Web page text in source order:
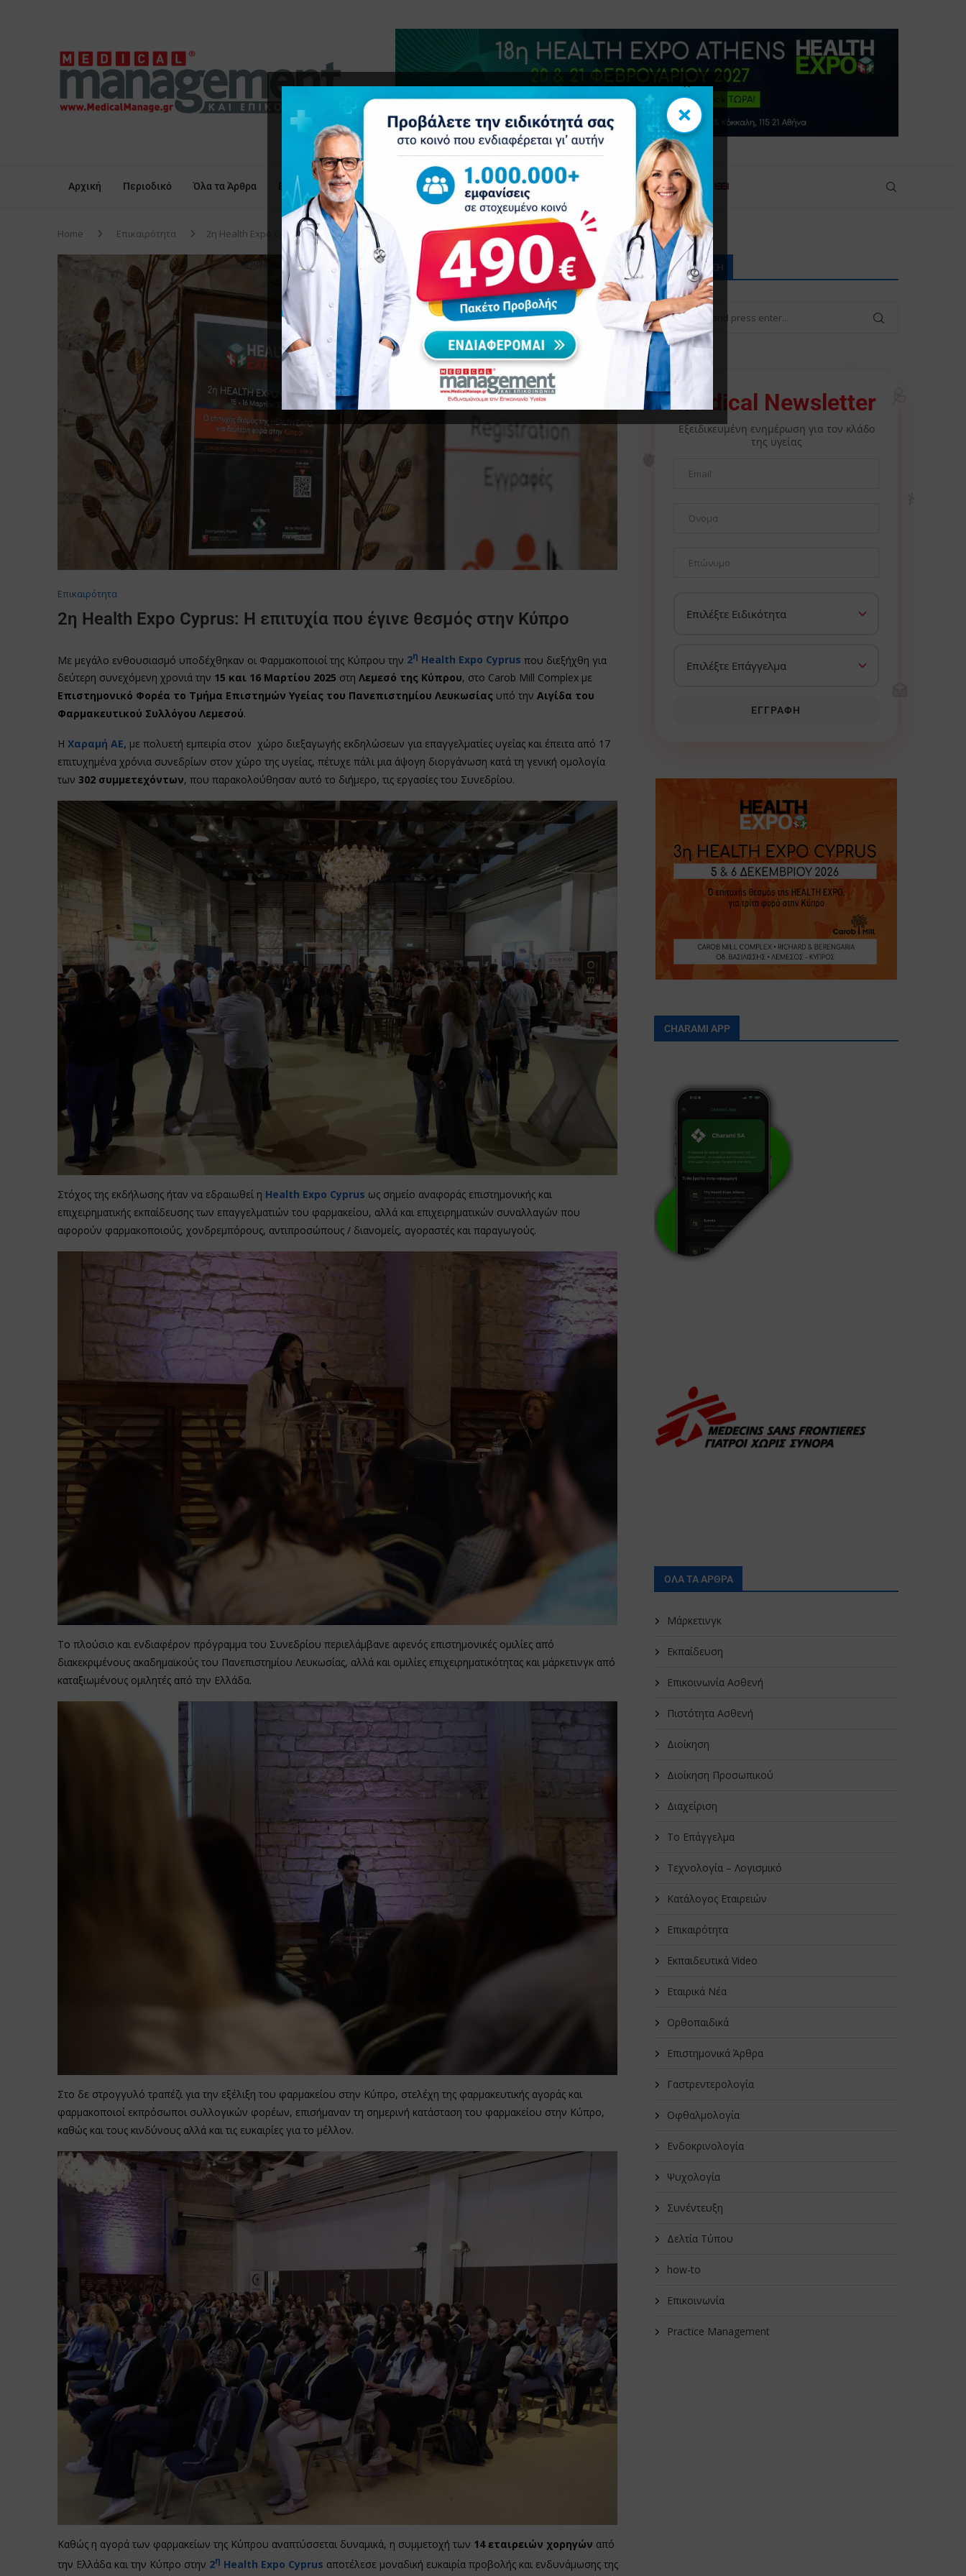
Αρχική Περιοδικό Όλα τα Άρθρα Επικαιρότητα Δελτία Τύπου Προβολή Ιατρού Επικοινωνία
Home Επικαιρότητα 2η Health Expo Cyprus: Η επιτυχία που έγινε θεσμός στην Κύπρο
Επικαιρότητα
2η Health Expo Cyprus: Η επιτυχία που έγινε θεσμός στην Κύπρο
Με μεγάλο ενθουσιασμό υποδέχθηκαν οι Φαρμακοποιοί της Κύπρου την 2η Health Expo Cyprus που διεξήχθη για
δεύτερη συνεχόμενη χρονιά την 15 και 16 Μαρτίου 2025 στη Λεμεσό της Κύπρου, στο Carob Mill Complex με
Επιστημονικό Φορέα το Τμήμα Επιστημών Υγείας του Πανεπιστημίου Λευκωσίας υπό την Αιγίδα του
Φαρμακευτικού Συλλόγου Λεμεσού.
Η Χαραμή ΑΕ, με πολυετή εμπειρία στον χώρο διεξαγωγής εκδηλώσεων για επαγγελματίες υγείας και έπειτα από 17
επιτυχημένα χρόνια συνεδρίων στον χώρο της υγείας, πέτυχε πάλι μια άψογη διοργάνωση κατά τη γενική ομολογία
των 302 συμμετεχόντων, που παρακολούθησαν αυτό το διήμερο, τις εργασίες του Συνεδρίου.
Στόχος της εκδήλωσης ήταν να εδραιωθεί η Health Expo Cyprus ως σημείο αναφοράς επιστημονικής και
επιχειρηματικής εκπαίδευσης των επαγγελματιών του φαρμακείου, αλλά και επιχειρηματικών συναλλαγών που
αφορούν φαρμακοποιούς, χονδρεμπόρους, αντιπροσώπους / διανομείς, αγοραστές και παραγωγούς.
Το πλούσιο και ενδιαφέρον πρόγραμμα του Συνεδρίου περιελάμβανε αφενός επιστημονικές ομιλίες από
διακεκριμένους ακαδημαϊκούς του Πανεπιστημίου Λευκωσίας, αλλά και ομιλίες επιχειρηματικότητας και μάρκετινγκ από
καταξιωμένους ομιλητές από την Ελλάδα.
Στο δε στρογγυλό τραπέζι για την εξέλιξη του φαρμακείου στην Κύπρο, στελέχη της φαρμακευτικής αγοράς και
φαρμακοποιοί εκπρόσωποι συλλογικών φορέων, επισήμαναν τη σημερινή κατάσταση του φαρμακείου στην Κύπρο,
καθώς και τους κινδύνους αλλά και τις ευκαιρίες για το μέλλον.
Καθώς η αγορά των φαρμακείων της Κύπρου αναπτύσσεται δυναμικά, η συμμετοχή των 14 εταιρειών χορηγών από
την Ελλάδα και την Κύπρο στην 2η Health Expo Cyprus αποτέλεσε μοναδική ευκαιρία προβολής και ενδυνάμωσης της
ΑΝΑΖΉΤΗΣΗ
Medical Newsletter
Εξειδικευμένη ενημέρωση για τον κλάδο
της υγείας
ΕΓΓΡΑΦΉ
CHARAMI APP
ΟΛΑ ΤΑ ΑΡΘΡΑ
Μάρκετινγκ
Εκπαίδευση
Επικοινωνία Ασθενή
Πιστότητα Ασθενή
Διοίκηση
Διοίκηση Προσωπικού
Διαχείριση
Το Επάγγελμα
Τεχνολογία – Λογισμικό
Κατάλογος Εταιρειών
Επικαιρότητα
Εκπαιδευτικά Video
Εταιρικά Νέα
Oρθοπαιδικά
Επιστημονικά Άρθρα
Γαστρεντερολογία
Οφθαλμολογία
Ενδοκρινολογία
Ψυχολογία
Συνέντευξη
Δελτία Τύπου
how-to
Επικοινωνία
Practice Management
×
×